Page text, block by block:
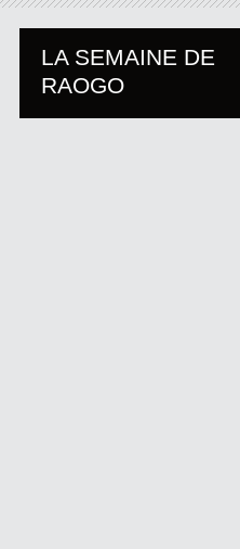
LA SEMAINE DE
RAOGO